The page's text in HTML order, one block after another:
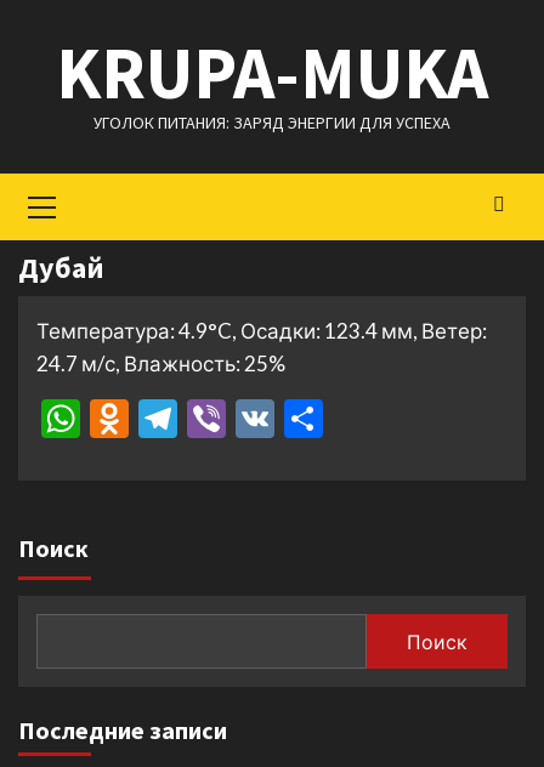
содержимому
KRUPA-MUKA
УГОЛОК ПИТАНИЯ: ЗАРЯД ЭНЕРГИИ ДЛЯ УСПЕХА
меню
Дубай
Температура: 4.9°C, Осадки: 123.4 мм, Ветер:
24.7 м/с, Влажность: 25%
WhatsApp
Odnoklassniki
Telegram
Viber
VK
Поиск
Поиск
Последние записи